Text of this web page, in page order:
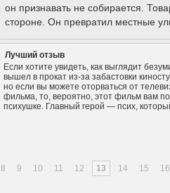
он признавать не собирается.
стороне. Он превратил местные
Лучший отзыв
Если хотите увидеть, как выглядит
вышел в прокат из-за забастовки
но если вы можете оторваться от
фильма, то, вероятно, этот фильм вам
психушке. Главный герой — псих,
8 9 10 11 12 13 14 15 16